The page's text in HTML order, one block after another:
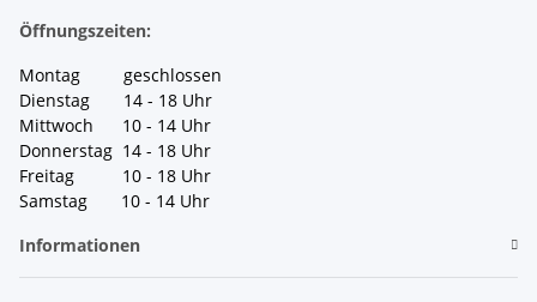
Öffnungszeiten:
Montag geschlossen
Dienstag 14 - 18 Uhr
Mittwoch 10 - 14 Uhr
Donnerstag 14 - 18 Uhr
Freitag 10 - 18 Uhr
Samstag 10 - 14 Uhr
Informationen